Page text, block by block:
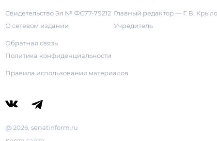
Свидетельство Эл № ФС77-79212
О сетевом издании
Главный редактор — Г. В.
Учредитель
Обратная связь
Политика конфиденциальности
Правила использования материалов
@ 2026, senatinform.ru